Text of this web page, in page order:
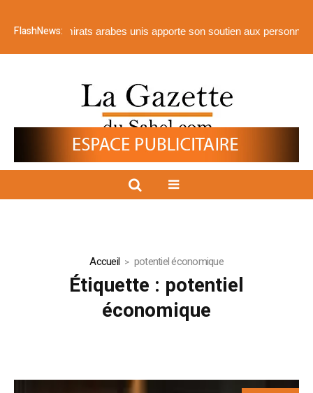
FlashNews:
des Émirats arabes unis apporte son soutien aux personnes
Accueil potentiel économique
Étiquette : potentiel
économique